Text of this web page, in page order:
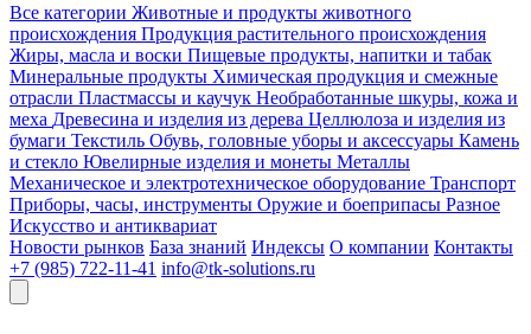
Все категории Животные и продукты животного
происхождения Продукция растительного происхождения
Жиры, масла и воски Пищевые продукты, напитки и табак
Минеральные продукты Химическая продукция и смежные
отрасли Пластмассы и каучук Необработанные шкуры, кожа и
меха Древесина и изделия из дерева Целлюлоза и изделия из
бумаги Текстиль Обувь, головные уборы и аксессуары Камень
и стекло Ювелирные изделия и монеты Металлы
Механическое и электротехническое оборудование Транспорт
Приборы, часы, инструменты Оружие и боеприпасы Разное
Искусство и антиквариат
Новости рынков База знаний Индексы О компании Контакты
+7 (985) 722-11-41 info@tk-solutions.ru